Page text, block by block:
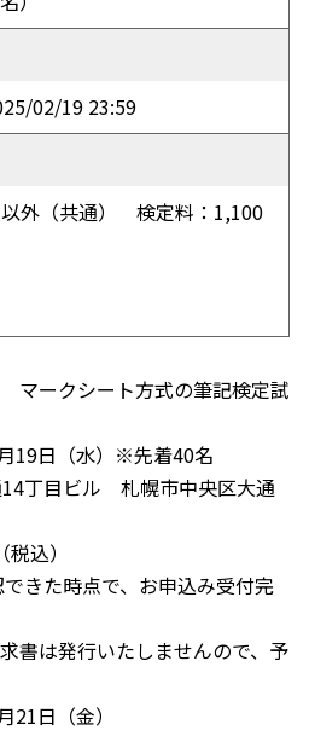
02/19 23:59
外（共通） 検定料：1,100
マークシート方式の筆記検定試
19日（水）※先着40名
丁目ビル 札幌市中央区大通
込）
きた時点で、お申込み受付完
書は発行いたしませんので、予
日（金）